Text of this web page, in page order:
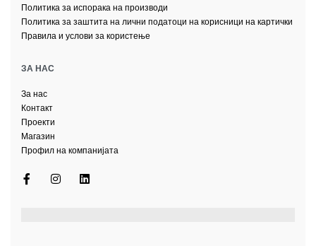
Политика за испорака на производи
Политика за заштита на лични податоци на корисници на картички
Правила и услови за користење
ЗА НАС
За нас
Контакт
Проекти
Магазин
Профил на компанијата